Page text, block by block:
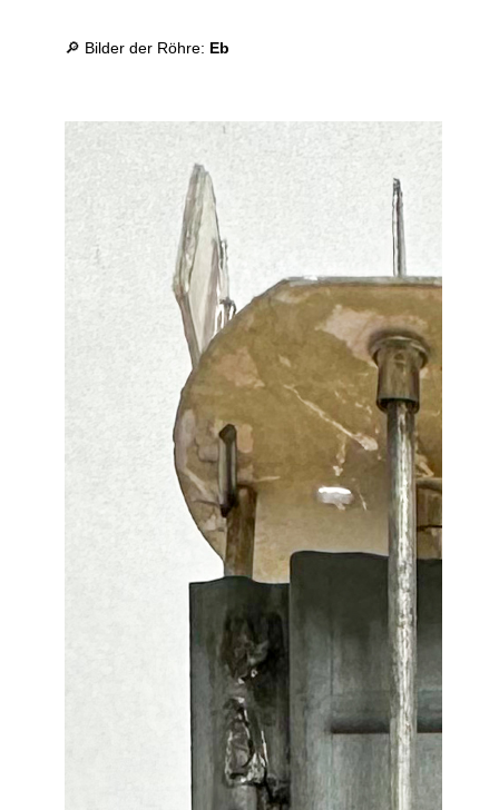
🔎 Bilder der Röhre: Eb